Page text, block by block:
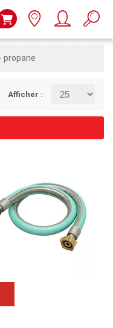
propane
Afficher :